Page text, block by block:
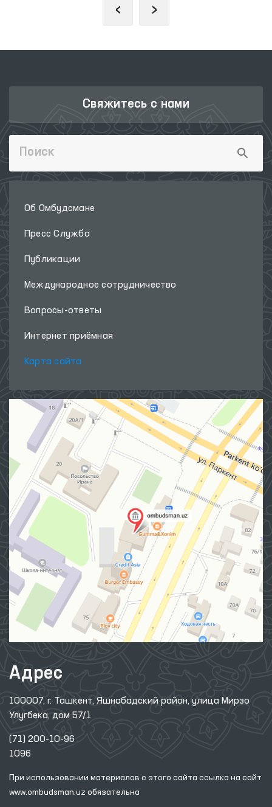
‹ ›
Свяжитесь с нами
Об Омбудсмане
Пресс Служба
Публикации
Международное сотрудничество
Вопросы-ответы
Интернет приёмная
Карта сайта
Адрес
100007, г. Ташкент, Яшнабадский район, улица Мирзо
Улугбека, дом 57/1
(71) 200-10-96
1096
При использовании материалов с этого сайта ссылка на сайт
www.ombudsman.uz обязательна